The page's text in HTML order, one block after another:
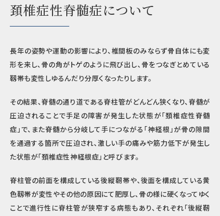
頚椎症性脊髄症について
長年の姿勢や運動の影響により、椎間板のみならず骨自体にも変
形を来し、骨の角がトゲのように飛び出し、骨をつなぎとめている
靱帯も変性しゆるんだり分厚くなったりします。
その結果、脊髄の通り道である脊柱管がどんどん狭くなり、脊髄が
圧迫されることで手足の障害が発生した状態が「頚椎症性脊髄
症」で、また脊髄から分岐して手につながる「神経根」が骨の隙間
を通過する箇所で圧迫され、激しい手の痛みや筋力低下が発生し
た状態が「頚椎症性神経根症」と呼びます。
脊柱管の前面を構成している後縦靭帯や、後面を構成している黄
色靱帯が変性やその他の原因にて肥厚し、骨の様に硬くなってゆく
ことで進行性に脊柱管が狭窄する病態もあり、それぞれ「後縦靭